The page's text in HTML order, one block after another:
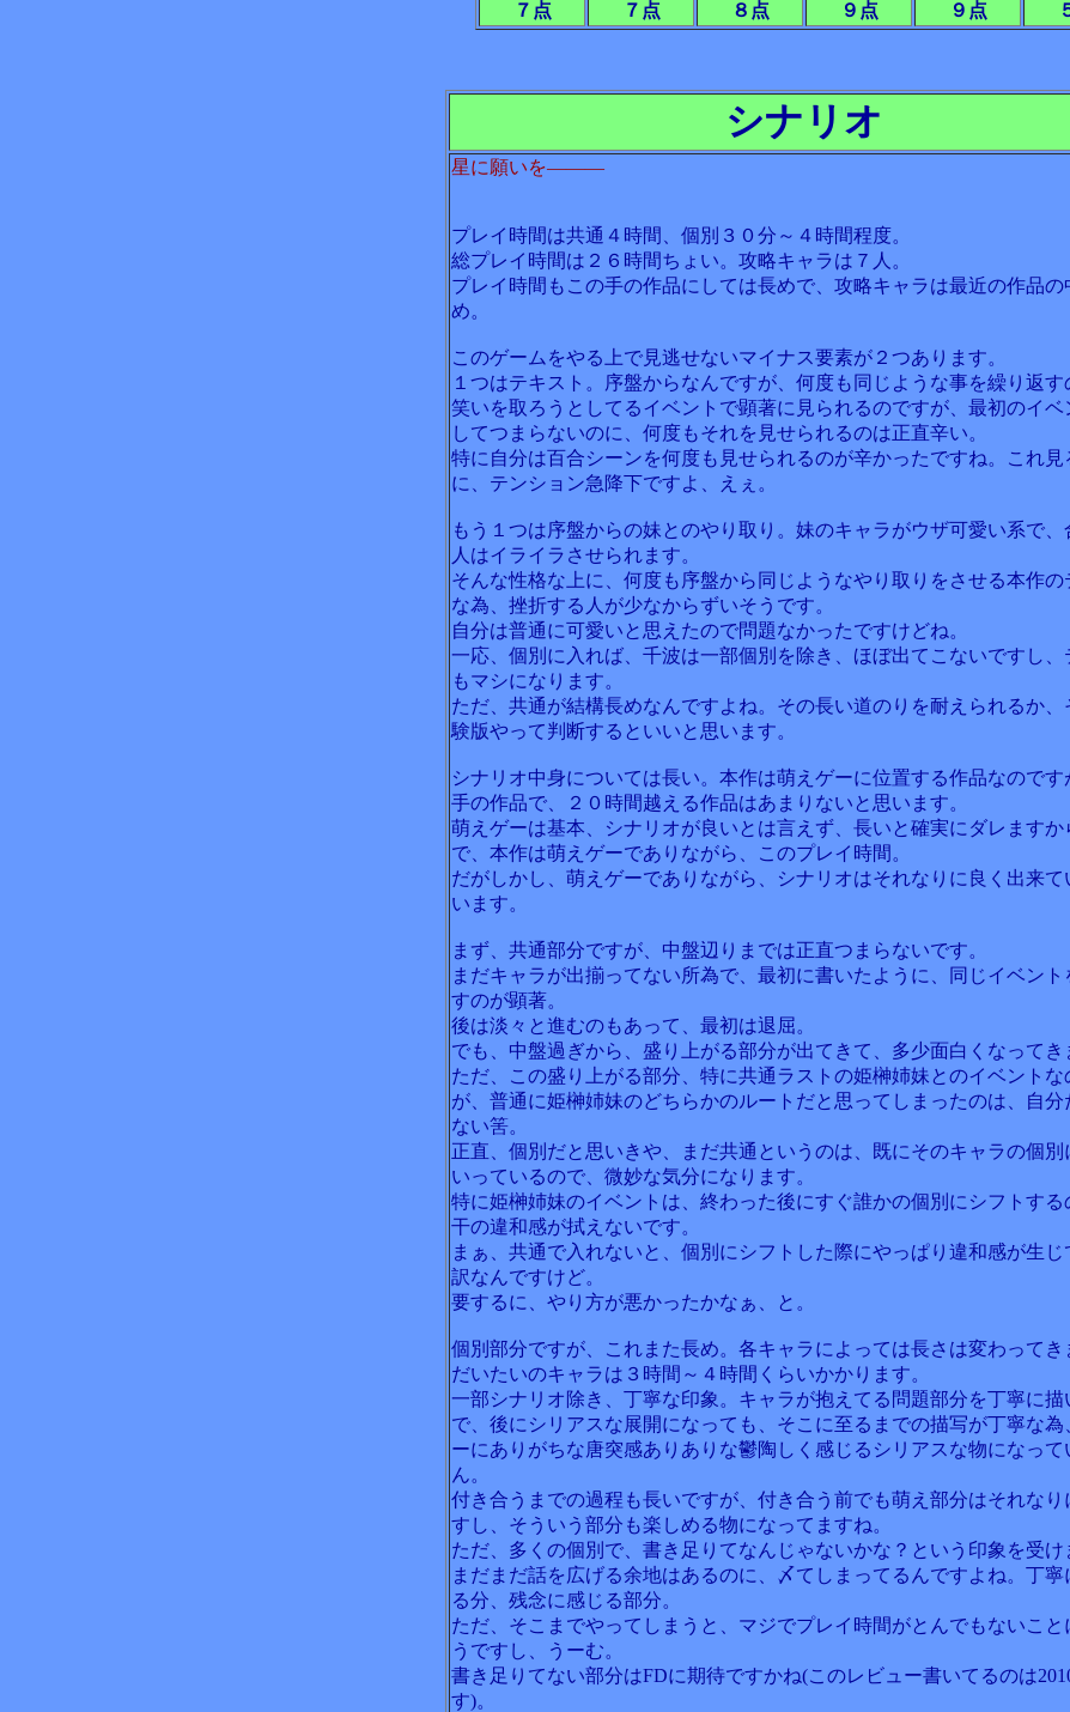
７点 ７点 ８点 ９点 ９点
シナリオ
星に願いを―――
プレイ時間は共通４時間、個別３０分～４時間程度。
総プレイ時間は２６時間ちょい。攻略キャラは７人。
プレイ時間もこの手の作品にしては長めで、攻略キャラは最近の作品の
め。
このゲームをやる上で見逃せないマイナス要素が２つあります。
１つはテキスト。序盤からなんですが、何度も同じような事を繰り返す
笑いを取ろうとしてるイベントで顕著に見られるのですが、最初のイベ
してつまらないのに、何度もそれを見せられるのは正直辛い。
特に自分は百合シーンを何度も見せられるのが辛かったですね。これ見
に、テンション急降下ですよ、えぇ。
もう１つは序盤からの妹とのやり取り。妹のキャラがウザ可愛い系で、
人はイライラさせられます。
そんな性格な上に、何度も序盤から同じようなやり取りをさせる本作の
な為、挫折する人が少なからずいそうです。
自分は普通に可愛いと思えたので問題なかったですけどね。
一応、個別に入れば、千波は一部個別を除き、ほぼ出てこないですし、
もマシになります。
ただ、共通が結構長めなんですよね。その長い道のりを耐えられるか、
験版やって判断するといいと思います。
シナリオ中身については長い。本作は萌えゲーに位置する作品なのです
手の作品で、２０時間越える作品はあまりないと思います。
萌えゲーは基本、シナリオが良いとは言えず、長いと確実にダレますか
で、本作は萌えゲーでありながら、このプレイ時間。
だがしかし、萌えゲーでありながら、シナリオはそれなりに良く出来て
います。
まず、共通部分ですが、中盤辺りまでは正直つまらないです。
まだキャラが出揃ってない所為で、最初に書いたように、同じイベント
すのが顕著。
後は淡々と進むのもあって、最初は退屈。
でも、中盤過ぎから、盛り上がる部分が出てきて、多少面白くなってき
ただ、この盛り上がる部分、特に共通ラストの姫榊姉妹とのイベントな
が、普通に姫榊姉妹のどちらかのルートだと思ってしまったのは、自分
ない筈。
正直、個別だと思いきや、まだ共通というのは、既にそのキャラの個別
いっているので、微妙な気分になります。
特に姫榊姉妹のイベントは、終わった後にすぐ誰かの個別にシフトする
干の違和感が拭えないです。
まぁ、共通で入れないと、個別にシフトした際にやっぱり違和感が生じ
訳なんですけど。
要するに、やり方が悪かったかなぁ、と。
個別部分ですが、これまた長め。各キャラによっては長さは変わってき
だいたいのキャラは３時間～４時間くらいかかります。
一部シナリオ除き、丁寧な印象。キャラが抱えてる問題部分を丁寧に描
で、後にシリアスな展開になっても、そこに至るまでの描写が丁寧な為
ーにありがちな唐突感ありありな鬱陶しく感じるシリアスな物になって
ん。
付き合うまでの過程も長いですが、付き合う前でも萌え部分はそれなり
すし、そういう部分も楽しめる物になってますね。
ただ、多くの個別で、書き足りてなんじゃないかな？という印象を受け
まだまだ話を広げる余地はあるのに、〆てしまってるんですよね。丁寧
る分、残念に感じる部分。
ただ、そこまでやってしまうと、マジでプレイ時間がとんでもないこと
うですし、うーむ。
書き足りてない部分はFDに期待ですかね(このレビュー書いてるのは
す)。